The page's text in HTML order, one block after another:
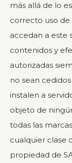
más allá de lo
correcto uso de
accedan a este
contenidos y
autorizadas
no sean
instalen a
objeto de
todas las
cualquier clase
propiedad de